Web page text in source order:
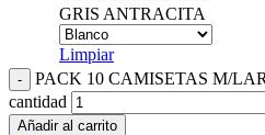
GRIS ANTRACITA
Limpiar
PACK 10 CAMISETAS M/
cantidad
Añadir al carrito